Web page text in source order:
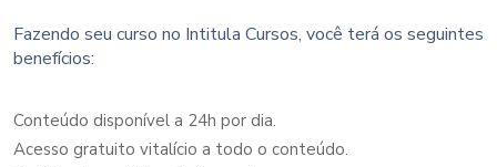
Fazendo seu curso no Intitula Cursos, você terá os seguintes
benefícios:
Conteúdo disponível a 24h por dia.
Acesso gratuito vitalício a todo o conteúdo.